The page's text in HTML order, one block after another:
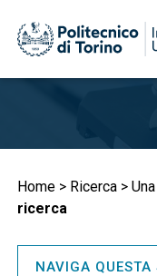
principale
Briciole
di
pane
Home Ricerca
ricerca
NAVIGA QUESTA